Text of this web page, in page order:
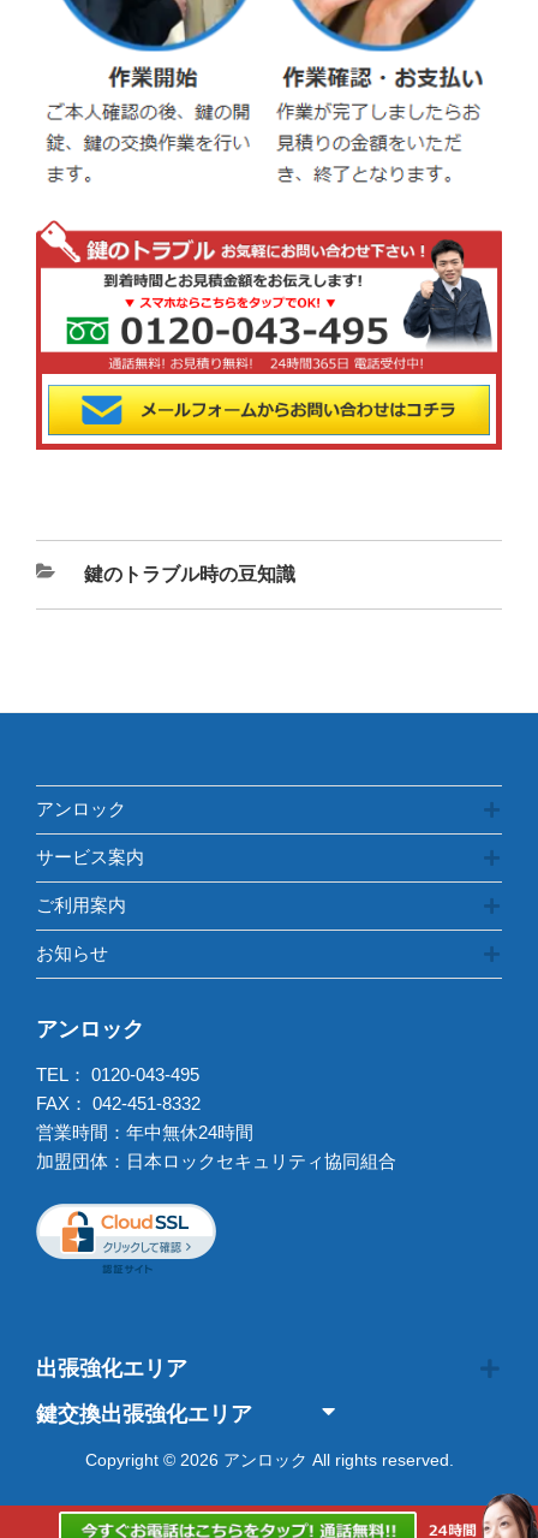
カ
テ
鍵のトラブル時の豆知識
アンロック
サービス案内
ご利用案内
お知らせ
アンロック
TEL： 0120-043-495
FAX： 042-451-8332
営業時間：年中無休24時間
加盟団体：日本ロックセキュリティ協同組合
出張強化エリア
鍵交換出張強化エリア
Copyright © 2026 アンロック All rights reserved.